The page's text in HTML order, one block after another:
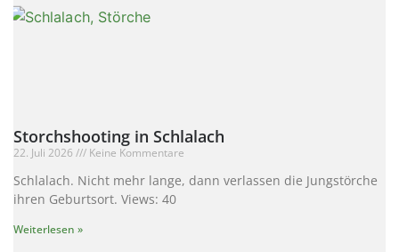
Storchshooting in Schlalach
22. Juli 2026 Keine Kommentare
Schlalach. Nicht mehr lange, dann verlassen die Jungstörche
ihren Geburtsort. Views: 40
Weiterlesen »